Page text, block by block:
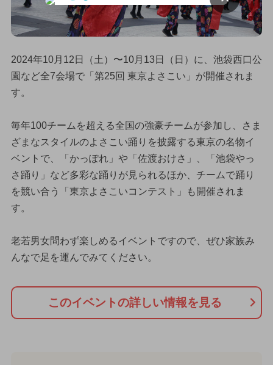
2024年10月12日（土）〜10月13日（日）に、池袋西口公
園など全7会場で「第25回 東京よさこい」が開催されま
す。
毎年100チームを超える全国の強豪チームが参加し、さま
ざまなスタイルのよさこい踊りを披露する東京の名物イ
ベントで、「かっぽれ」や「佐渡おけさ」、「池袋やっ
さ踊り」など多彩な踊りが見られるほか、チームで踊り
を競い合う「東京よさこいコンテスト」も開催されま
す。
老若男女問わず楽しめるイベントですので、ぜひ家族み
んなで足を運んでみてください。
このイベントの詳しい情報を見る